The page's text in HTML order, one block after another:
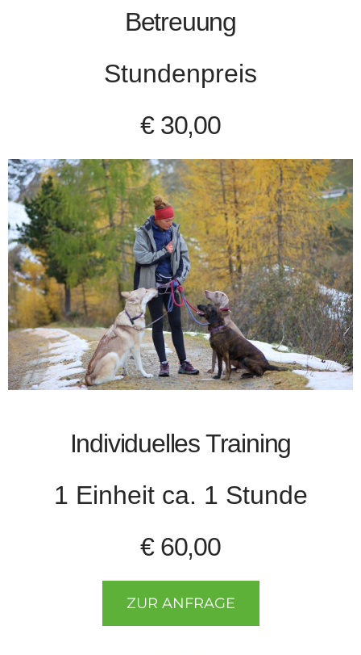
Betreuung
Stundenpreis
€ 30,00
Individuelles Training
1 Einheit ca. 1 Stunde
€ 60,00
ZUR ANFRAGE